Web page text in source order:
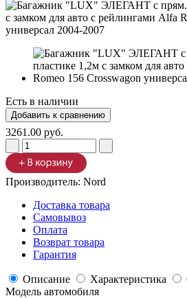
Есть в наличии
3261.00 руб.
Производитель: Nord
Доставка товара
Самовывоз
Оплата
Возврат товара
Гарантия
Описание Характеристика
Модель автомобиля